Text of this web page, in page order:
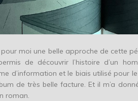
moi une belle approche de cette
de découvrir l’histoire d’un
d’information et le biais utilisé pour
de très belle facture. Et il m’a
roman.